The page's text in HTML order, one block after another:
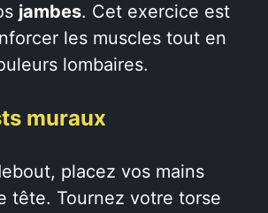
jambes. Cet exercice est
les muscles tout en
lombaires.
muraux
placez vos mains
tête. Tournez votre torse